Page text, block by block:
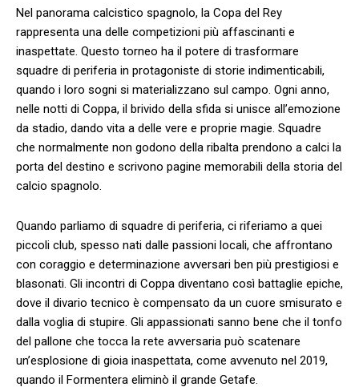
Nel panorama calcistico spagnolo, la Copa del Rey
rappresenta una delle competizioni ​più affascinanti e
inaspettate. Questo torneo ⁣ha il⁢ potere di trasformare⁢
squadre‌ di⁢ periferia in protagoniste ⁤di storie indimenticabili,
quando i ⁤loro sogni ​si materializzano sul campo.⁣ Ogni anno,‌
nelle notti ‍di Coppa,‍ il brivido della sfida si ‍unisce ‍all’emozione
da stadio, dando ⁢vita a delle vere e proprie ‌magie. Squadre⁤
che ⁤normalmente non godono della ribalta ⁣prendono a calci la
porta del destino e scrivono pagine⁤ memorabili della storia del
calcio⁢ spagnolo.
Quando parliamo di squadre di periferia, ci riferiamo a quei⁤
piccoli ​club, spesso nati dalle passioni locali, che ⁢affrontano
con coraggio e determinazione avversari ben più prestigiosi e
⁣blasonati.⁢ Gli incontri di ⁣Coppa diventano così battaglie epiche,⁤
dove il divario tecnico è compensato da un ‍cuore smisurato e​
dalla voglia ‍di⁣ stupire. Gli appassionati⁣ sanno bene ⁢che ​il‌ tonfo
del‍ pallone che tocca la rete⁢ avversaria può‍ scatenare
un’esplosione di gioia inaspettata, ‍come avvenuto nel 2019,
quando il Formentera ⁣eliminò il grande Getafe.